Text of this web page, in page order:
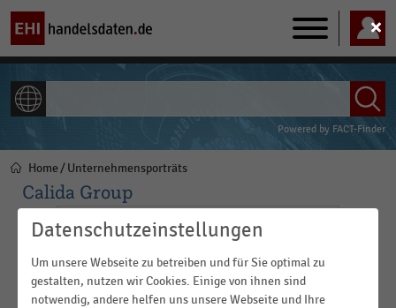
Main
navigation
Powered by FACT-Finder
Pfadnavigation
Home Unternehmensporträts
Calida Group
Datenschutzeinstellungen
Um unsere Webseite zu betreiben und für Sie optimal zu
gestalten, nutzen wir Cookies. Einige von ihnen sind
notwendig, andere helfen uns unsere Webseite und Ihre